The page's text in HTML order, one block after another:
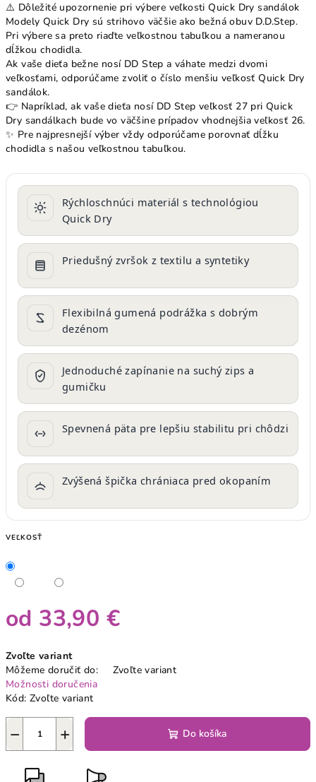
⚠️ Dôležité upozornenie pri výbere veľkosti Quick Dry sandálok
Modely Quick Dry sú strihovo väčšie ako bežná obuv D.D.Step.
Pri výbere sa preto riaďte veľkostnou tabuľkou a nameranou
dĺžkou chodidla.
Ak vaše dieťa bežne nosí DD Step a váhate medzi dvomi
veľkosťami, odporúčame zvoliť o číslo menšiu veľkosť Quick Dry
sandálok.
👉 Napríklad, ak vaše dieťa nosí DD Step veľkosť 27 pri Quick
Dry sandálkach bude vo väčšine prípadov vhodnejšia veľkosť 26.
✨ Pre najpresnejší výber vždy odporúčame porovnať dĺžku
chodidla s našou veľkostnou tabuľkou.
Rýchloschnúci materiál s technológiou
Quick Dry
Priedušný zvršok z textilu a syntetiky
Flexibilná gumená podrážka s dobrým
dezénom
Jednoduché zapínanie na suchý zips a
gumičku
Spevnená päta pre lepšiu stabilitu pri chôdzi
Zvýšená špička chrániaca pred okopaním
VEĽKOSŤ
od 33,90 €
cena:
Zvoľte variant
Môžeme doručiť do:
Zvoľte variant
Možnosti doručenia
Kód: Zvoľte variant
+
− Do košíka